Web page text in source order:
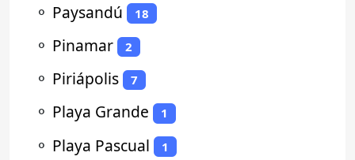
⚬ Paysandú 18
⚬ Pinamar 2
⚬ Piriápolis 7
⚬ Playa Grande 1
⚬ Playa Pascual 1